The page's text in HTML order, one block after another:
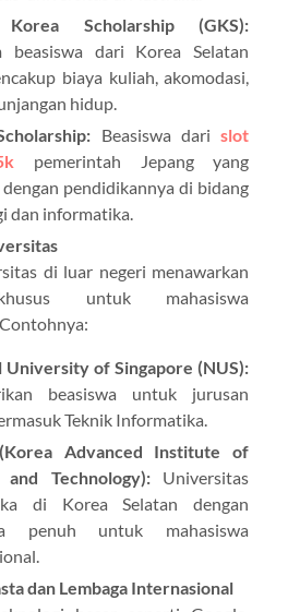
Scholarship (GKS):
beasiswa dari Korea Selatan
biaya kuliah, akomodasi,
hidup.
Beasiswa darislot
pemerintah Jepang yang
pendidikannya di bidang
dan informatika.
di luar negeri menawarkan
untuk mahasiswa
University of Singapore (NUS):
beasiswa untuk jurusan
Teknik Informatika.
Advanced Institute of
and Technology):Universitas
di Korea Selatan dengan
penuh untuk mahasiswa
dan Lembaga Internasional